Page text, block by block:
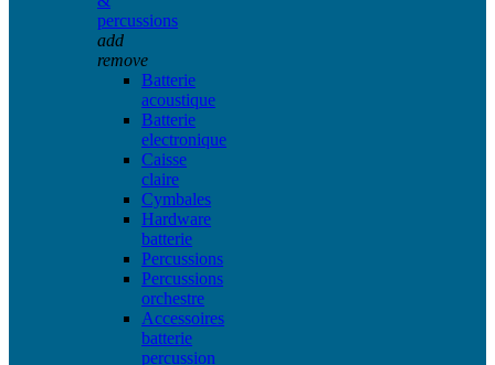
percussions
add
remove
Batterie
acoustique
Batterie
electronique
Caisse
claire
Cymbales
Hardware
batterie
Percussions
Percussions
orchestre
Accessoires
batterie
percussion